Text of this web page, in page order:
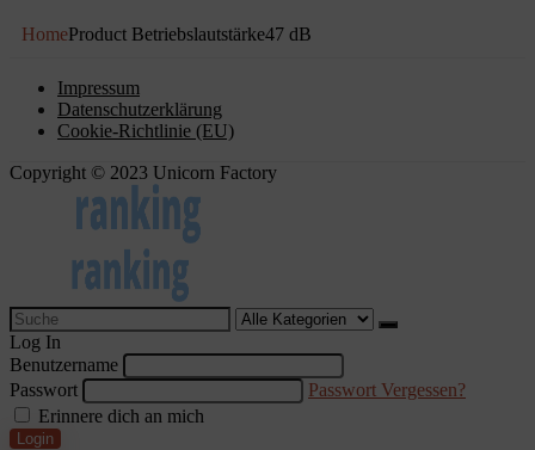
HomeProduct Betriebslautstärke47 dB
Impressum
Datenschutzerklärung
Cookie-Richtlinie (EU)
Copyright © 2023 Unicorn Factory
Log In
Benutzername
Passwort
Passwort Vergessen?
Erinnere dich an mich
Login